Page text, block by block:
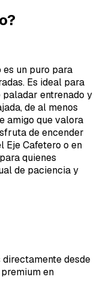
es un puro para
Es ideal para
entrenado y
de al menos
amigo que valora
de encender
Eje Cafetero o en
quienes
de paciencia y
desde
en